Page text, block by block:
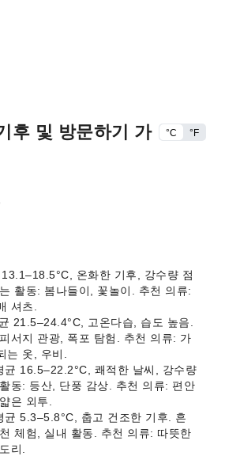
후 및 방문하기 가
°C °F
온화한 기후, 강수량 점
활동: 봄나들이, 꽃놀이. 추천 의류:
셔츠.
21.5–24.4°C, 고온다습, 습도 높음.
서지 관광, 폭포 탐험. 추천 의류: 가
는 옷, 우비.
균 16.5–22.2°C, 쾌적한 날씨, 강수량
동: 등산, 단풍 감상. 추천 의류: 편안
은 외투.
균 5.3–5.8°C, 춥고 건조한 기후. 흔
체험, 실내 활동. 추천 의류: 따뜻한
리.